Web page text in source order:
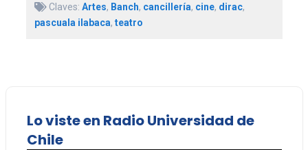
Claves: Artes, Banch, cancillería, cine, dirac,
pascuala ilabaca, teatro
Lo viste en Radio Universidad de
Chile